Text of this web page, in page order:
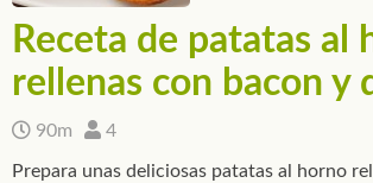
Receta de patatas al
rellenas con bacon y
90m 4
Prepara unas deliciosas patatas al horno